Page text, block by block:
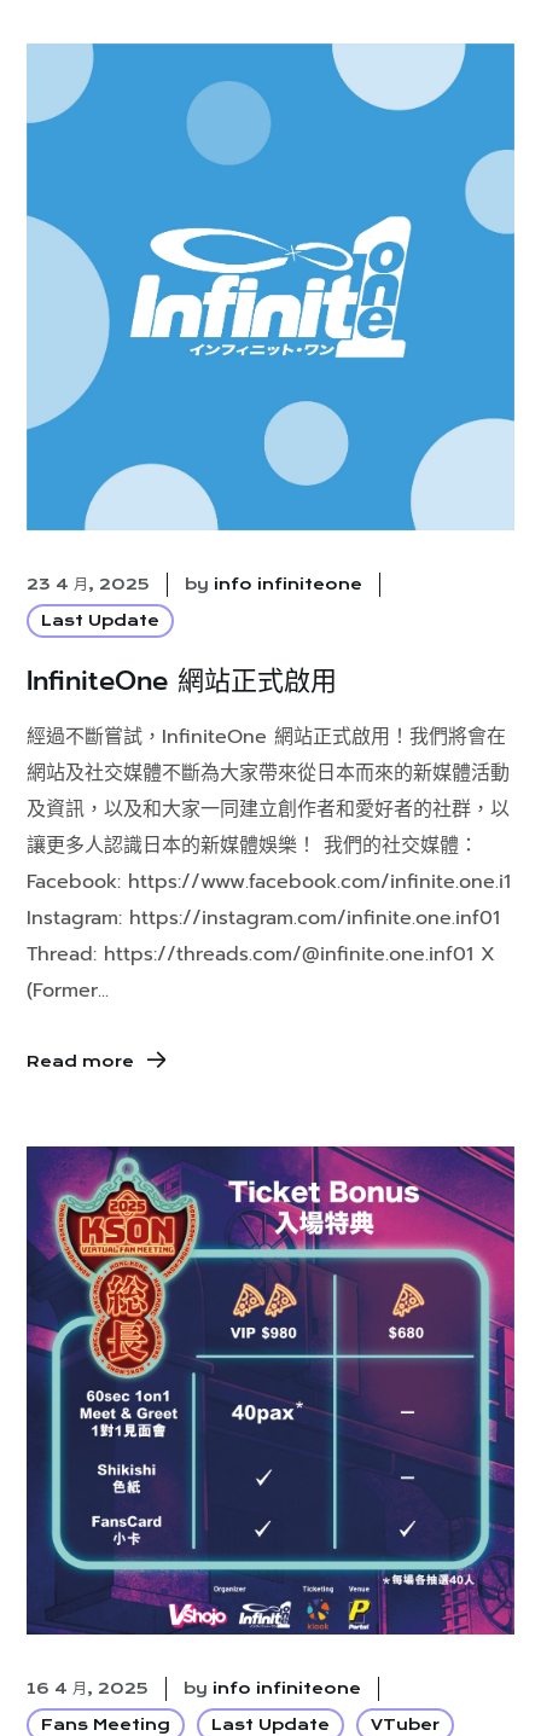
23 4 月, 2025 by info infiniteone
Last Update
InfiniteOne 網站正式啟用
經過不斷嘗試，InfiniteOne 網站正式啟用！我們將會在
網站及社交媒體不斷為大家帶來從日本而來的新媒體活動
及資訊，以及和大家一同建立創作者和愛好者的社群，以
讓更多人認識日本的新媒體娛樂！ 我們的社交媒體：
Facebook: https://www.facebook.com/infinite.one.i1
Instagram: https://instagram.com/infinite.one.inf01
Thread: https://threads.com/@infinite.one.inf01 X
(Former...
Read more
16 4 月, 2025 by info infiniteone
Fans Meeting
Last Update VTuber